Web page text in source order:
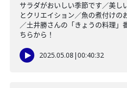
サラダがおいしい季節です／美し
とクリエイション／魚の煮付けの
／土井勝さんの「きょうの料理」
ちらから！
2025.05.08 |00:40:32